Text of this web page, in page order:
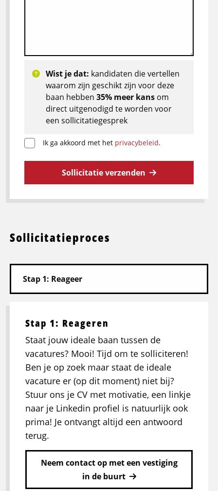
Wist je dat: kandidaten die vertellen
waarom zijn geschikt zijn voor deze
baan hebben 35% meer kans om
direct uitgenodigd te worden voor
een sollicitatiegesprek
Ik ga akkoord met het privacybeleid.
Sollicitatie verzenden
Sollicitatieproces
Stap 1: Reageren
Staat jouw ideale baan tussen de
vacatures? Mooi! Tijd om te solliciteren!
Ben je op zoek maar staat de ideale
vacature er (op dit moment) niet bij?
Stuur ons je CV met motivatie, een linkje
naar je Linkedin profiel is natuurlijk ook
prima! Je ontvangt altijd een antwoord
terug.
Neem contact op met een vestiging
in de buurt